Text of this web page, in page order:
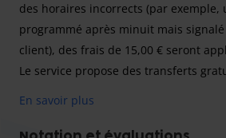
des horaires incorrects (par exemple,
programmé après minuit mais
client), des frais de 15,00 € seront
Le service propose des transferts
supplément de 10,00 € par personne,
En savoir plus